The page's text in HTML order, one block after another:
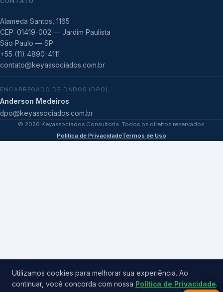
Alameda Santos, 1165
CEP: 01419-002 — Jardim Paulista
São Paulo — SP
+55 (11) 4890-4111
contato@keyassociados.com.br
ENCARREGADO DE DADOS (DPO)
Anderson Medeiros
dpo@keyassociados.com.br
© 2026 Keyassociados Consultoria. Todos os direitos reservados.
Política de PrivacidadeTermos de Uso
Utilizamos cookies para melhorar sua experiência. Ao
continuar, você concorda com nossa Política de Privacidade.